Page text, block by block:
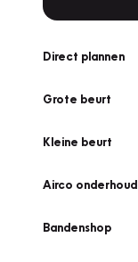
Direct plannen
Grote beurt
Kleine beurt
Airco onderhoud
Bandenshop